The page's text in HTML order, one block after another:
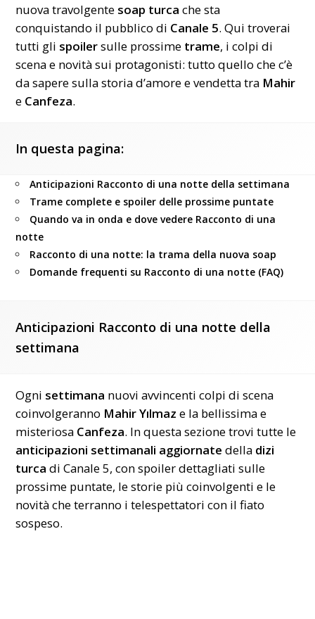
nuova travolgente soap turcache sta
conquistando il pubblico di Canale 5. Qui troverai
tutti gli spoilersulle prossime trame, i colpi di
scena e novità sui protagonisti: tutto quello che c’è
da sapere sulla storia d’amore e vendetta tra Mahir
e Canfeza.
In questa pagina:
Anticipazioni Racconto di una notte della settimana
Trame complete e spoiler delle prossime puntate
Quando va in onda e dove vedere Racconto di una
notte
Racconto di una notte: la trama della nuova soap
Domande frequenti su Racconto di una notte (FAQ)
Anticipazioni Racconto di una notte della
settimana
Ogni settimana nuovi avvincenti colpi di scena
coinvolgeranno Mahir Yılmaz e la bellissima e
misteriosa Canfeza. In questa sezione trovi tutte le
anticipazioni settimanali aggiornate della dizi
turca di Canale 5, con spoiler dettagliati sulle
prossime puntate, le storie più coinvolgenti e le
novità che terranno i telespettatori con il fiato
sospeso.